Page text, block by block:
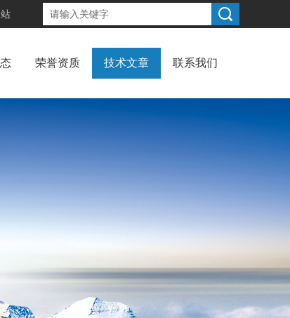
荣誉资质 技术文章 联系我们